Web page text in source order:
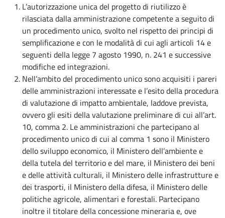
L’autorizzazione unica del progetto di riutilizzo è
rilasciata dalla amministrazione competente a seguito di
un procedimento unico, svolto nel rispetto dei principi di
semplificazione e con le modalità di cui agli articoli 14 e
seguenti della legge 7 agosto 1990, n. 241 e successive
modifiche ed integrazioni.
Nell’ambito del procedimento unico sono acquisiti i pareri
delle amministrazioni interessate e l’esito della procedura
di valutazione di impatto ambientale, laddove prevista,
ovvero gli esiti della valutazione preliminare di cui all’art.
10, comma 2. Le amministrazioni che partecipano al
procedimento unico di cui al comma 1 sono il Ministero
dello sviluppo economico, il Ministero dell’ambiente e
della tutela del territorio e del mare, il Ministero dei beni
e delle attività culturali, il Ministero delle infrastrutture e
dei trasporti, il Ministero della difesa, il Ministero delle
politiche agricole, alimentari e forestali. Partecipano
inoltre il titolare della concessione mineraria e, ove